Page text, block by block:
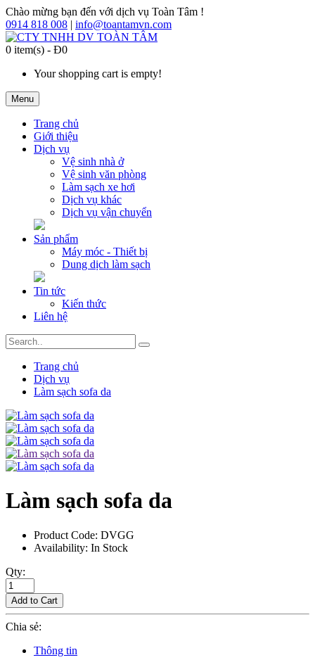
Chào mừng bạn đến với dịch vụ Toàn Tâm !
0914 818 008 | info@toantamvn.com
0 item(s) - Đ0
Your shopping cart is empty!
Menu
Trang chủ
Giới thiệu
Dịch vụ
Vệ sinh nhà ở
Vệ sinh văn phòng
Làm sạch xe hơi
Dịch vụ khác
Dịch vụ vận chuyển
Sản phẩm
Máy móc - Thiết bị
Dung dịch làm sạch
Tin tức
Kiến thức
Liên hệ
Trang chủ
Dịch vụ
Làm sạch sofa da
Làm sạch sofa da
Product Code: DVGG
Availability: In Stock
Qty:
Add to Cart
Chia sẻ:
Thông tin